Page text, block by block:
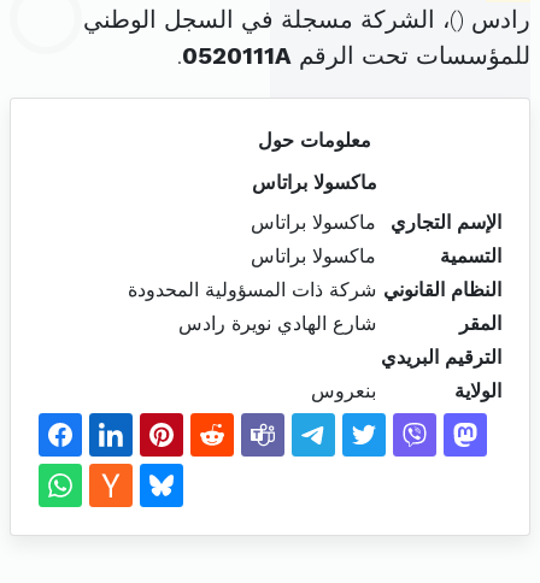
رادس ()، الشركة مسجلة في السجل الوطني
للمؤسسات تحت الرقم 0520111A
.
معلومات حول
ماكسولا براتاس
الإسم التجاري
ماكسولا براتاس
التسمية
ماكسولا براتاس
النظام القانوني شركة ذات المسؤولية المحدودة
المقر
شارع الهادي نويرة رادس
الترقيم البريدي
الولاية
بنعروس